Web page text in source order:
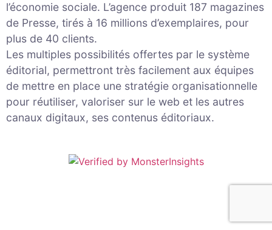
l’économie sociale. L’agence produit 187 magazines
de Presse, tirés à 16 millions d’exemplaires, pour
plus de 40 clients.
Les multiples possibilités offertes par le système
éditorial, permettront très facilement aux équipes
de mettre en place une stratégie organisationnelle
pour réutiliser, valoriser sur le web et les autres
canaux digitaux, ses contenus éditoriaux.